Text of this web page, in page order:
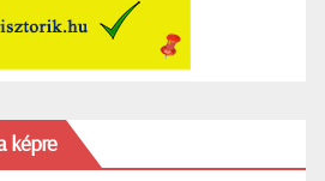
képre